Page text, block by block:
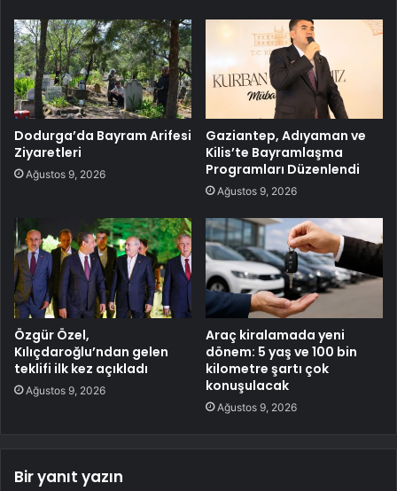
Dodurga’da Bayram Arifesi
Ziyaretleri
Ağustos 9, 2026
Gaziantep, Adıyaman ve
Kilis’te Bayramlaşma
Programları Düzenlendi
Ağustos 9, 2026
Özgür Özel,
Kılıçdaroğlu’ndan gelen
teklifi ilk kez açıkladı
Ağustos 9, 2026
Araç kiralamada yeni
dönem: 5 yaş ve 100 bin
kilometre şartı çok
konuşulacak
Ağustos 9, 2026
Bir yanıt yazın